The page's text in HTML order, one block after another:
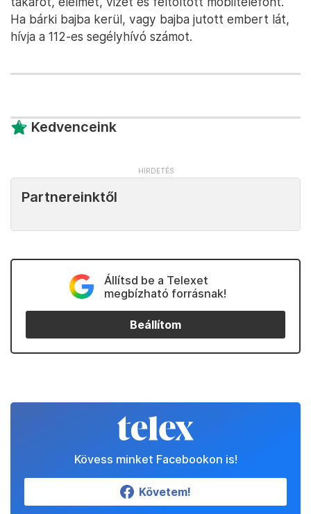
Ha bárki bajba kerül, vagy bajba jutott embert lát,
hívja a 112-es segélyhívó számot.
Kedvenceink
Partnereinktől
Állítsd be a Telexet
megbízható forrásnak!
Beállítom
Kövess minket Facebookon is!
Követem!